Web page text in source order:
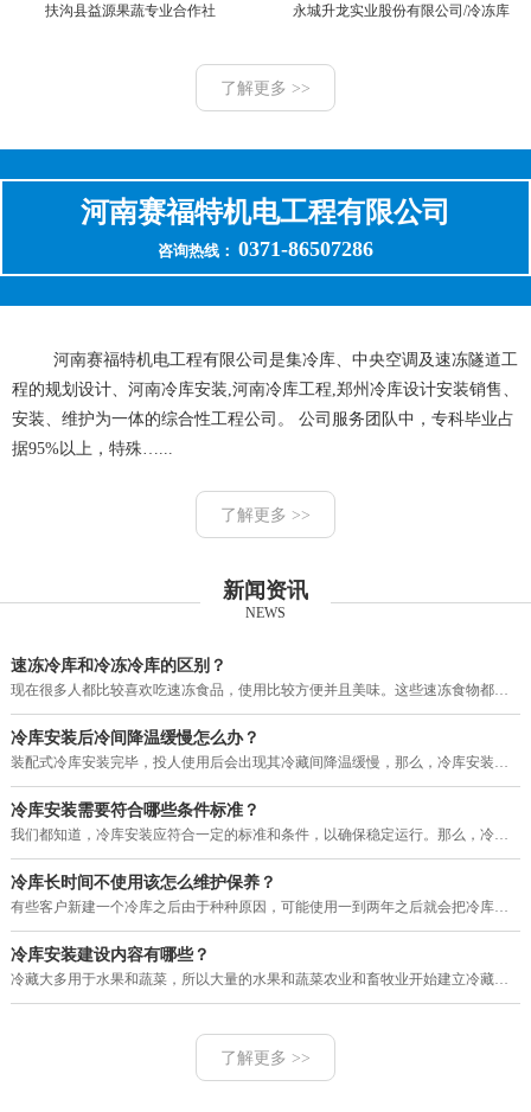
扶沟县益源果蔬专业合作社 永城升龙实业股份有限公司/冷冻库
了解更多 >>
河南赛福特机电工程有限公司
咨询热线： 0371-86507286
河南赛福特机电工程有限公司是集冷库、中央空调及速冻隧道工
程的规划设计、河南冷库安装,河南冷库工程,郑州冷库设计安装销售、
安装、维护为一体的综合性工程公司。 公司服务团队中，专科毕业占
据95%以上，特殊…...
了解更多 >>
新闻资讯
NEWS
速冻冷库和冷冻冷库的区别？
现在很多人都比较喜欢吃速冻食品，使用比较方便并且美味。这些速冻食物都需要用冷库进行保存，目前市场上的冷库有速冻冷库和冷冻
冷库安装后冷间降温缓慢怎么办？
装配式冷库安装完毕，投人使用后会出现其冷藏间降温缓慢，那么，冷库安装后冷间降温缓慢怎么办？其大致故障原因和排除方法如下。
冷库安装需要符合哪些条件标准？
我们都知道，冷库安装应符合一定的标准和条件，以确保稳定运行。那么，冷库安装需要符合哪些条件标准？下面就由河南赛福特机电工
冷库长时间不使用该怎么维护保养？
有些客户新建一个冷库之后由于种种原因，可能使用一到两年之后就会把冷库暂停使用一段很长的时间，那么，我们的冷库长时间不使用
冷库安装建设内容有哪些？
冷藏大多用于水果和蔬菜，所以大量的水果和蔬菜农业和畜牧业开始建立冷藏。现在的冷库建设，设计理念多变，工艺也改进了很多，配
了解更多 >>